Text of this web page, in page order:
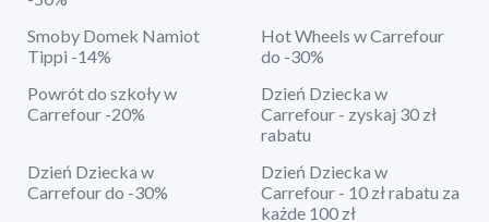
Smoby Domek Namiot
Tippi -14%
Hot Wheels w Carrefour
do -30%
Powrót do szkoły w
Carrefour -20%
Dzień Dziecka w
Carrefour - zyskaj 30 zł
rabatu
Dzień Dziecka w
Carrefour do -30%
Dzień Dziecka w
Carrefour - 10 zł rabatu za
każde 100 zł